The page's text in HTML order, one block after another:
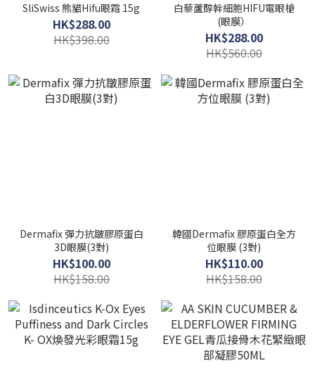
SliSwiss 熊貓Hifu眼霜 15g
HK$288.00
HK$398.00
白藜蘆醇幹細胞HIFU電眼槍
(眼膜）
HK$288.00
HK$560.00
Dermafix 彈力抗皺膠原蛋白
3D眼膜(3對)
HK$100.00
HK$158.00
韓國Dermafix 膠原蛋白全方
位眼膜 (3對)
HK$110.00
HK$158.00